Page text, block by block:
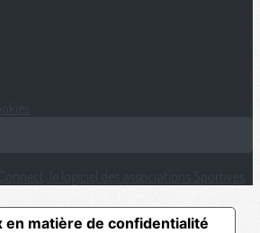
en matière de confidentialité